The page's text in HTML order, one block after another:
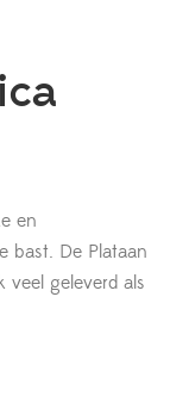
en
bast. De Plataan
geleverd als